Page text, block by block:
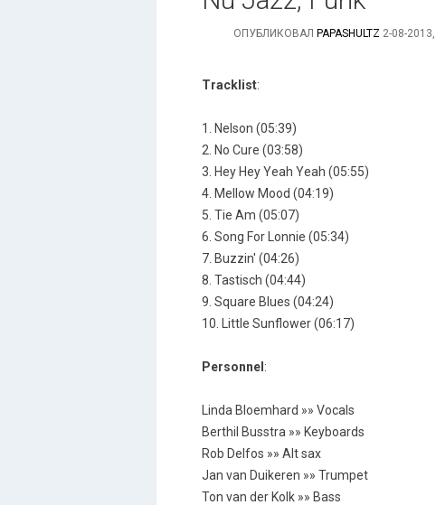
ОПУБЛИКОВАЛ PAPASHULTZ 2-08-
Tracklist:
1. Nelson (05:39)
2. No Cure (03:58)
3. Hey Hey Yeah Yeah (05:55)
4. Mellow Mood (04:19)
5. Tie Am (05:07)
6. Song For Lonnie (05:34)
7. Buzzin' (04:26)
8. Tastisch (04:44)
9. Square Blues (04:24)
10. Little Sunflower (06:17)
Personnel :
Linda Bloemhard »» Vocals
Berthil Busstra »» Keyboards
Rob Delfos »» Alt sax
Jan van Duikeren »» Trumpet
Ton van der Kolk »» Bass